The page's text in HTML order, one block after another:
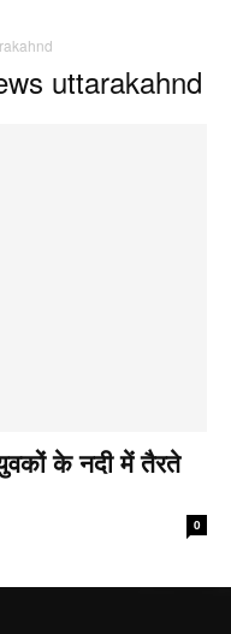
uttarakahnd
के नदी में तैरते
0